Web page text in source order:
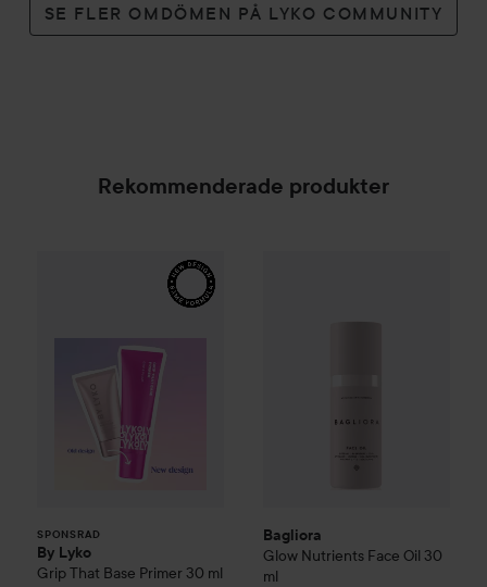
SE FLER OMDÖMEN PÅ LYKO COMMUNITY
Rekommenderade produkter
SPONSRAD
By Lyko
Grip That Base Primer 30 ml
Grip That Base Primer
Bagliora
Glow Nutrients Face Oil 30
ml